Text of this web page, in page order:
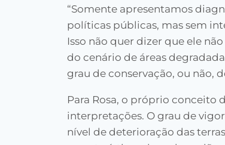
“Somente apresentamos
políticas públicas, mas sem
Isso não quer dizer que ele
do cenário de áreas
grau de conservação, ou não,
Para Rosa, o próprio conceito
interpretações. O grau de
nível de deterioração das